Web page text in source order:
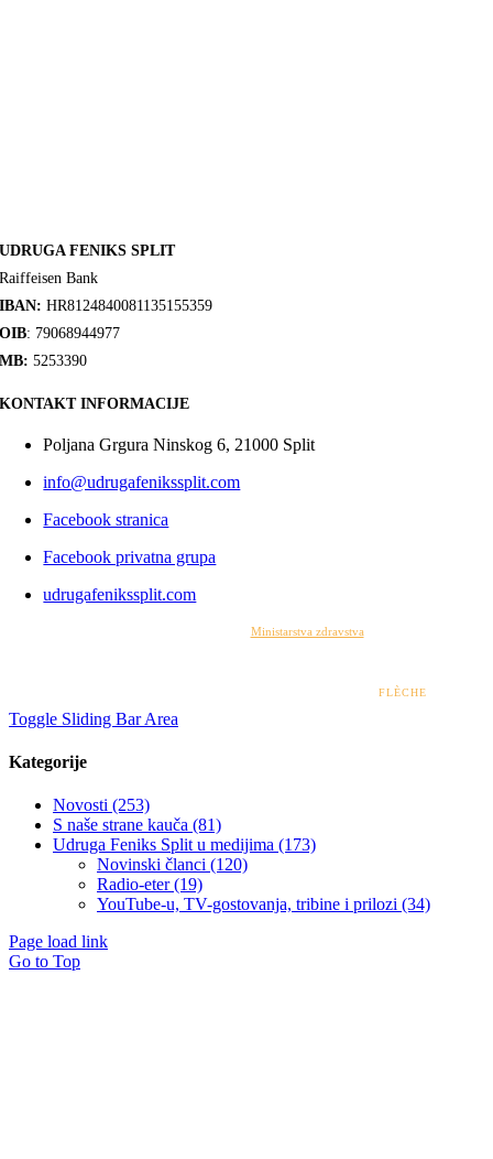
UDRUGA FENIKS SPLIT
Raiffeisen Bank
IBAN: HR8124840081135155359
OIB: 79068944977
MB: 5253390
KONTAKT INFORMACIJE
Poljana Grgura Ninskog 6, 21000 Split
info@udrugafenikssplit.com
Facebook stranica
Facebook privatna grupa
udrugafenikssplit.com
Ministarstva zdravstva
FLÈCHE
Toggle Sliding Bar Area
Kategorije
Novosti (253)
S naše strane kauča (81)
Udruga Feniks Split u medijima (173)
Novinski članci (120)
Radio-eter (19)
YouTube-u, TV-gostovanja, tribine i prilozi (34)
Page load link
Go to Top